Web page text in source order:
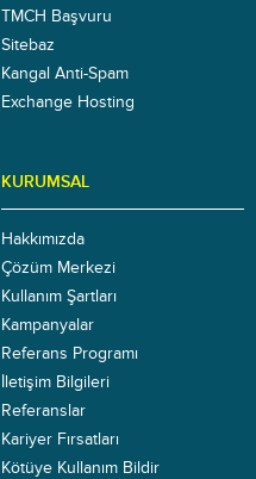
TMCH Başvuru
Sitebaz
Kangal Anti-Spam
Exchange Hosting
KURUMSAL
Hakkımızda
Çözüm Merkezi
Kullanım Şartları
Kampanyalar
Referans Programı
İletişim Bilgileri
Referanslar
Kariyer Fırsatları
Kötüye Kullanım Bildir